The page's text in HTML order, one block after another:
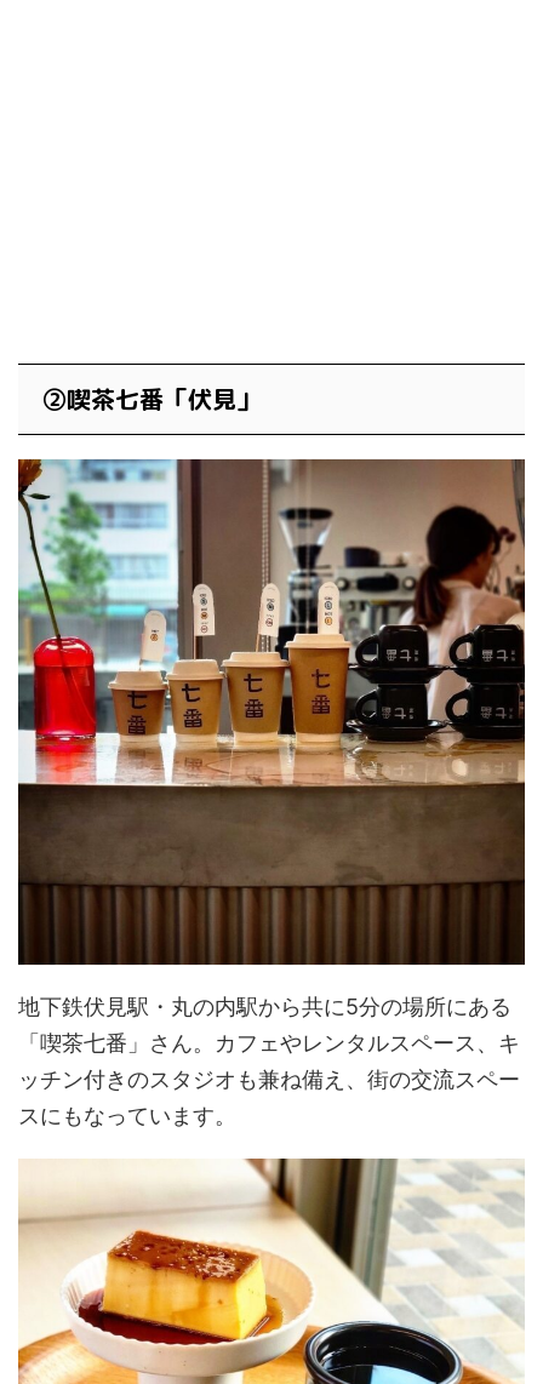
②喫茶七番「伏見」
地下鉄伏見駅・丸の内駅から共に5分の場所にある
「喫茶七番」さん。カフェやレンタルスペース、キ
ッチン付きのスタジオも兼ね備え、街の交流スペー
スにもなっています。